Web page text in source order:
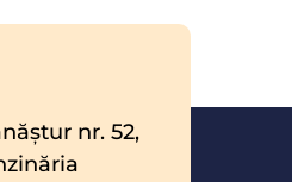
nr. 52,